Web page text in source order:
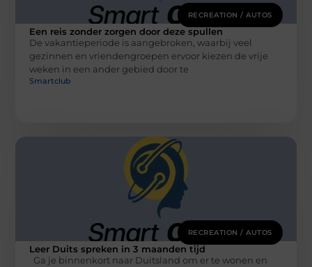
RECREATION / AUTOS
Een reis zonder zorgen door deze spullen
De vakantieperiode is aangebroken, waarbij veel
gezinnen en vriendengroepen ervoor kiezen de vrije
weken in een ander gebied door te
Smartclub
RECREATION / AUTOS
Leer Duits spreken in 3 maanden tijd
Ga je binnenkort naar Duitsland om er te wonen en